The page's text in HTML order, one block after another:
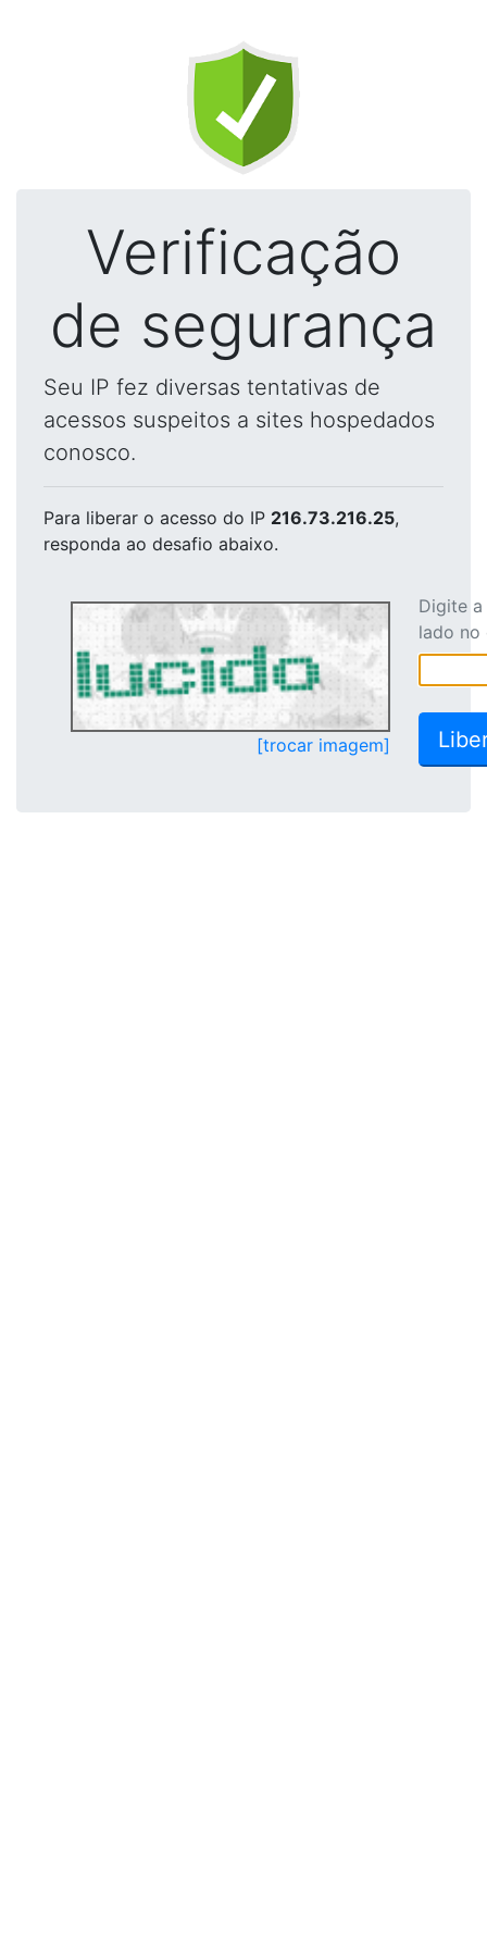
Verificação
de segurança
Seu IP fez diversas tentativas de
acessos suspeitos a sites hospedados
conosco.
Para liberar o acesso do IP 216.73.216.25,
responda ao desafio abaixo.
[trocar imagem]
Digite
lado no